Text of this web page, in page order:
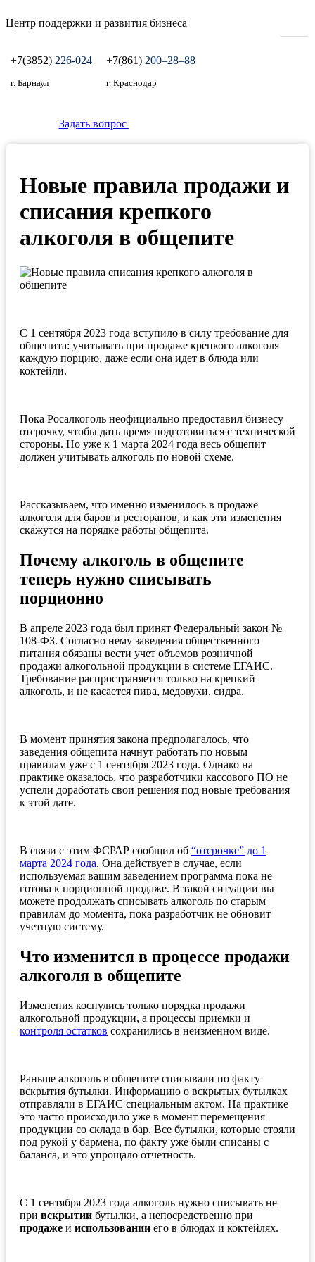
Центр поддержки и развития бизнеса
+7(3852) 226-024
г. Барнаул
+7(861) 200‒28‒88
г. Краснодар
Задать вопрос
Новые правила продажи и
списания крепкого
алкоголя в общепите
С 1 сентября 2023 года вступило в силу требование для
общепита: учитывать при продаже крепкого алкоголя
каждую порцию, даже если она идет в блюда или
коктейли.
Пока Росалкоголь неофициально предоставил бизнесу
отсрочку, чтобы дать время подготовиться с технической
стороны. Но уже к 1 марта 2024 года весь общепит
должен учитывать алкоголь по новой схеме.
Рассказываем, что именно изменилось в продаже
алкоголя для баров и ресторанов, и как эти изменения
скажутся на порядке работы общепита.
Почему алкоголь в общепите
теперь нужно списывать
порционно
В апреле 2023 года был принят Федеральный закон №
108-ФЗ. Согласно нему заведения общественного
питания обязаны вести учет объемов розничной
продажи алкогольной продукции в системе ЕГАИС.
Требование распространяется только на крепкий
алкоголь, и не касается пива, медовухи, сидра.
В момент принятия закона предполагалось, что
заведения общепита начнут работать по новым
правилам уже с 1 сентября 2023 года. Однако на
практике оказалось, что разработчики кассового ПО не
успели доработать свои решения под новые требования
к этой дате.
В связи с этим ФСРАР сообщил об “отсрочке” до 1
марта 2024 года. Она действует в случае, если
используемая вашим заведением программа пока не
готова к порционной продаже. В такой ситуации вы
можете продолжать списывать алкоголь по старым
правилам до момента, пока разработчик не обновит
учетную систему.
Что изменится в процессе продажи
алкоголя в общепите
Изменения коснулись только порядка продажи
алкогольной продукции, а процессы приемки и
контроля остатков сохранились в неизменном виде.
Раньше алкоголь в общепите списывали по факту
вскрытия бутылки. Информацию о вскрытых бутылках
отправляли в ЕГАИС специальным актом. На практике
это часто происходило уже в момент перемещения
продукции со склада в бар. Все бутылки, которые стояли
под рукой у бармена, по факту уже были списаны с
баланса, и это упрощало отчетность.
С 1 сентября 2023 года алкоголь нужно списывать не
при вскрытии бутылки, а непосредственно при
продаже и использовании его в блюдах и коктейлях.